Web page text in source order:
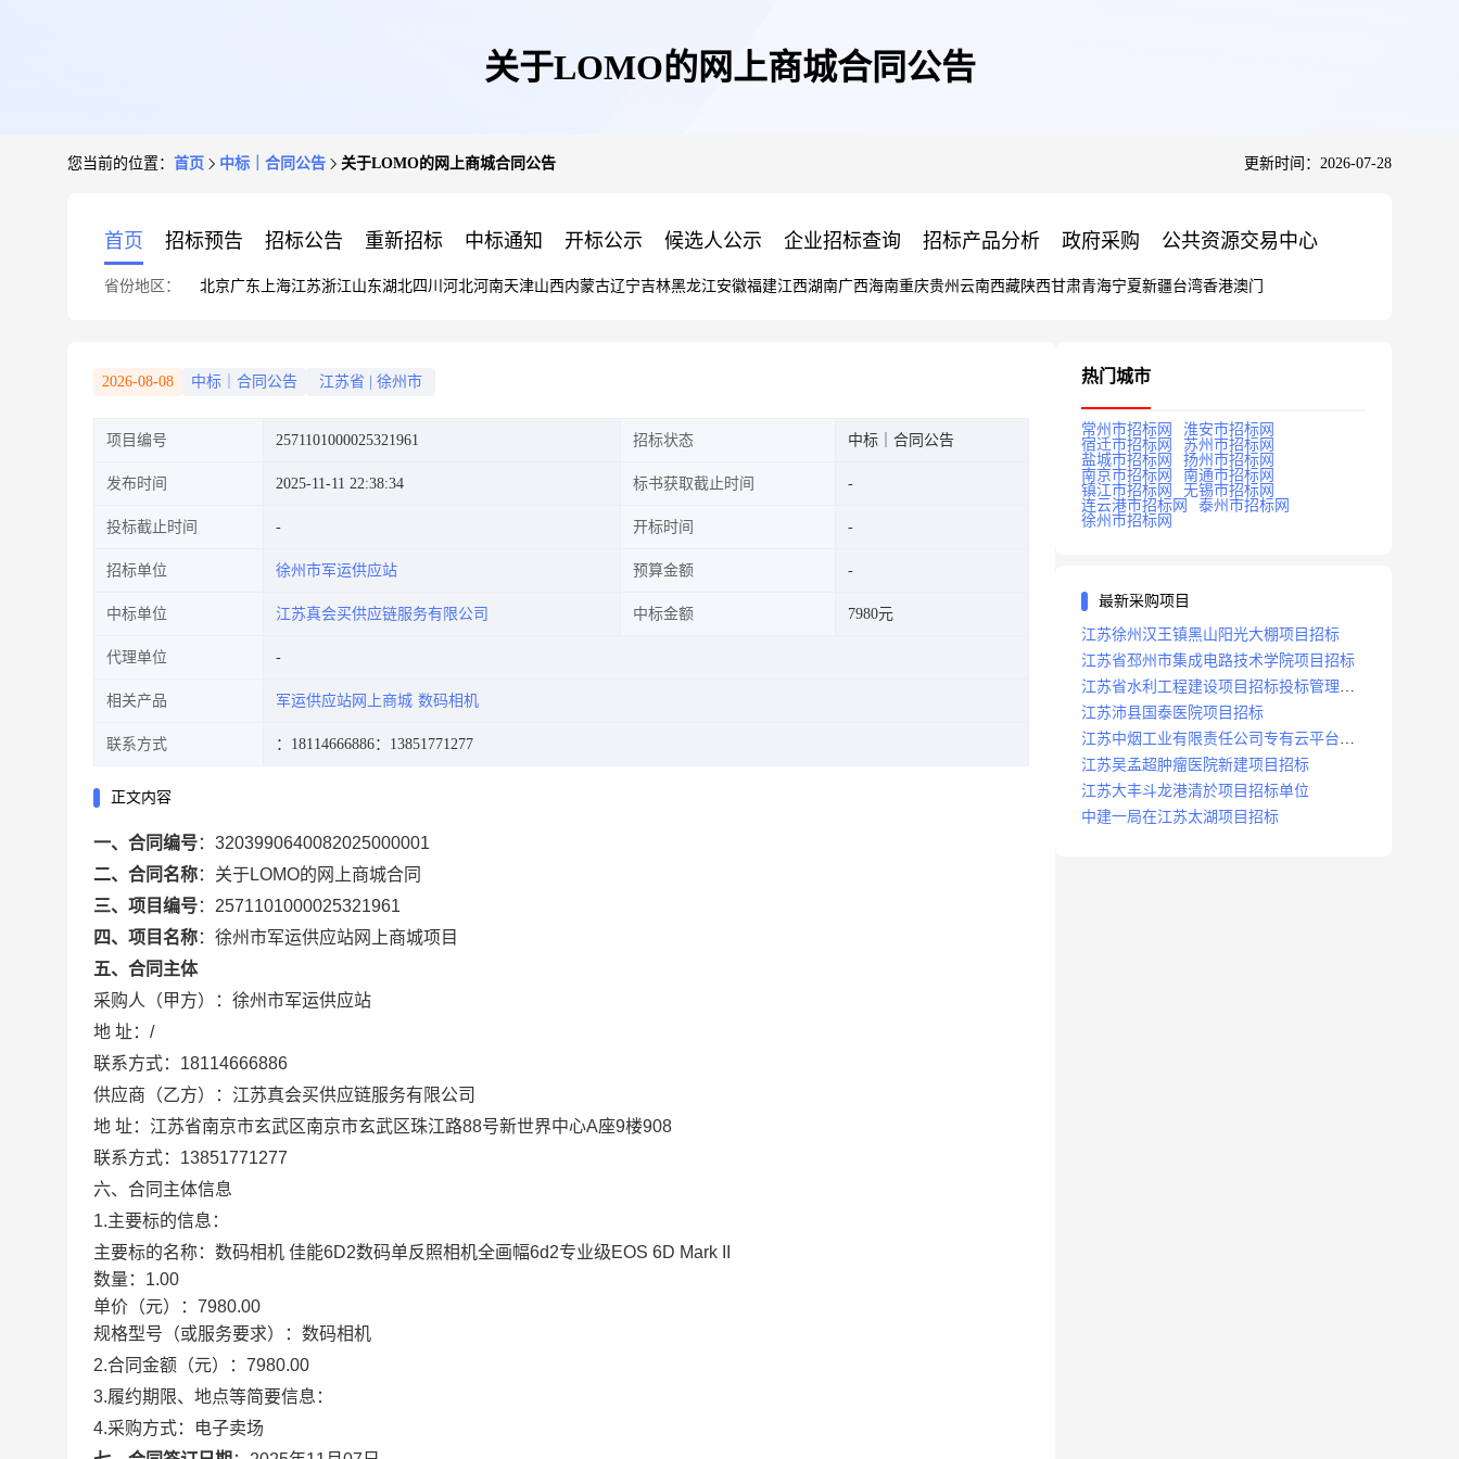
关于LOMO的网上商城合同公告
您当前的位置： 首页 中标｜合同公告 关于LOMO的网上商城合同公告 更新时间：2026-07-28
首页 招标预告 招标公告 重新招标 中标通知 开标公示 候选人公示 企业招标查询 招标产品分析 政府采购 公共资源交易中心
省份地区： 北京广东 上海江苏浙江山东湖北四川 河北河南天津山西内蒙古辽宁吉林黑龙江安徽福建江西湖南广西海南重庆贵州 云南西藏陕西甘肃青海宁夏新疆台湾香港澳门
2026-08-08 中标｜合同公告 江苏省 徐州市
项目编号 2571101000025321961 招标状态 中标｜合同公告
发布时间 2025-11-11 22:38:34 标书获取截止时间
投标截止时间 开标时间
招标单位 徐州市军运供应站 预算金额
中标单位 江苏真会买供应链服务有限公司 中标金额 7980元
代理单位
相关产品 军运供应站网上商城 数码相机
联系方式 ：18114666886：13851771277
正文内容
一、合同编号： 3203990640082025000001
二、合同名称： 关于LOMO的网上商城合同
三、项目编号： 2571101000025321961
四、项目名称： 徐州市军运供应站网上商城项目
五、合同主体
采购人（甲方）： 徐州市军运供应站
地 址： /
联系方式： 18114666886
供应商（乙方）： 江苏真会买供应链服务有限公司
地 址： 江苏省南京市玄武区南京市玄武区珠江路88号新世界中心A座9楼908
联系方式： 13851771277
六、合同主体信息
1.主要标的信息：
主要标的名称： 数码相机 佳能6D2数码单反照相机全画幅6d2专业级EOS 6D Mark II
数量： 1.00
单价（元）： 7980.00
规格型号（或服务要求）： 数码相机
2.合同金额（元）： 7980.00
3.履约期限、地点等简要信息：
4.采购方式：
电子卖场
热门城市
常州市招标网
淮安市招标网
宿迁市招标网
苏州市招标网
盐城市招标网
扬州市招标网
南京市招标网
南通市招标网
镇江市招标网
无锡市招标网
连云港市招标网
泰州市招标网
徐州市招标网
最新采购项目
江苏徐州汉王镇黑山阳光大棚项目招标
江苏省邳州市集成电路技术学院项目招标
江苏省水利工程建设项目招标投标管理办
法
江苏沛县国泰医院项目招标
江苏中烟工业有限责任公司专有云平台扩
容项目招标
江苏吴孟超肿瘤医院新建项目招标
江苏大丰斗龙港清於项目招标单位
中建一局在江苏太湖项目招标